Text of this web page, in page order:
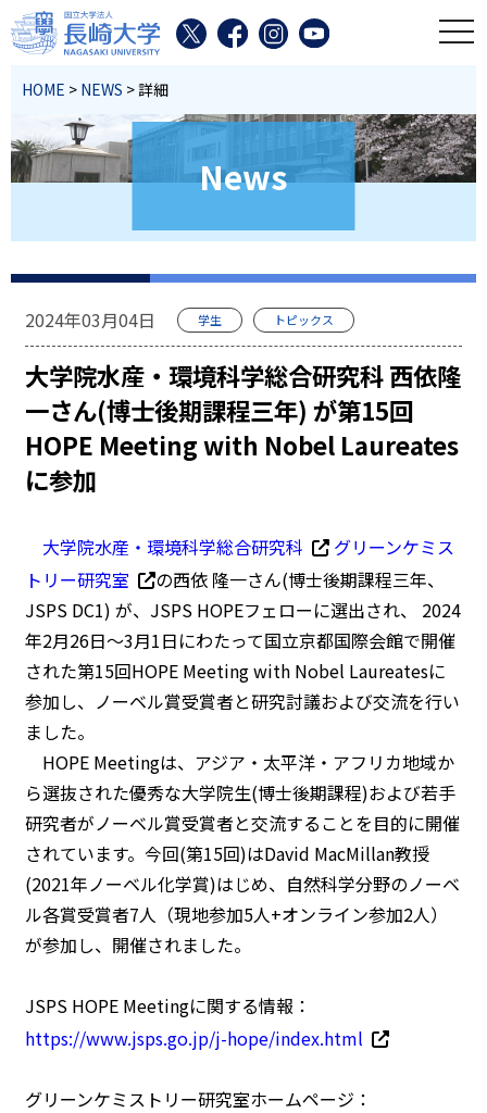
HOME > NEWS > 詳細
News
2024年03月04日 学生 トピックス
大学院水産・環境科学総合研究科 西依隆
一さん(博士後期課程三年) が第15回
HOPE Meeting with Nobel Laureates
に参加
大学院水産・環境科学総合研究科
グリーンケミス
トリー研究室
の西依 隆一さん(博士後期課程三年、
JSPS DC1) が、JSPS HOPEフェローに選出され、 2024
年2月26日～3月1日にわたって国立京都国際会館で開催
された第15回HOPE Meeting with Nobel Laureatesに
参加し、ノーベル賞受賞者と研究討議および交流を行い
ました。
HOPE Meetingは、アジア・太平洋・アフリカ地域か
ら選抜された優秀な大学院生(博士後期課程)および若手
研究者がノーベル賞受賞者と交流することを目的に開催
されています。今回(第15回)はDavid MacMillan教授
(2021年ノーベル化学賞)はじめ、自然科学分野のノーベ
ル各賞受賞者7人（現地参加5人+オンライン参加2人）
が参加し、開催されました。
JSPS HOPE Meetingに関する情報：
https://www.jsps.go.jp/j-hope/index.html
グリーンケミストリー研究室ホームページ：